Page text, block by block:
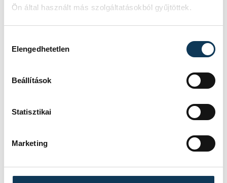
Ön által használt más szolgáltatásokból gyűjtöttek.
Elengedhetetlen
Beállítások
Statisztikai
Marketing
sport